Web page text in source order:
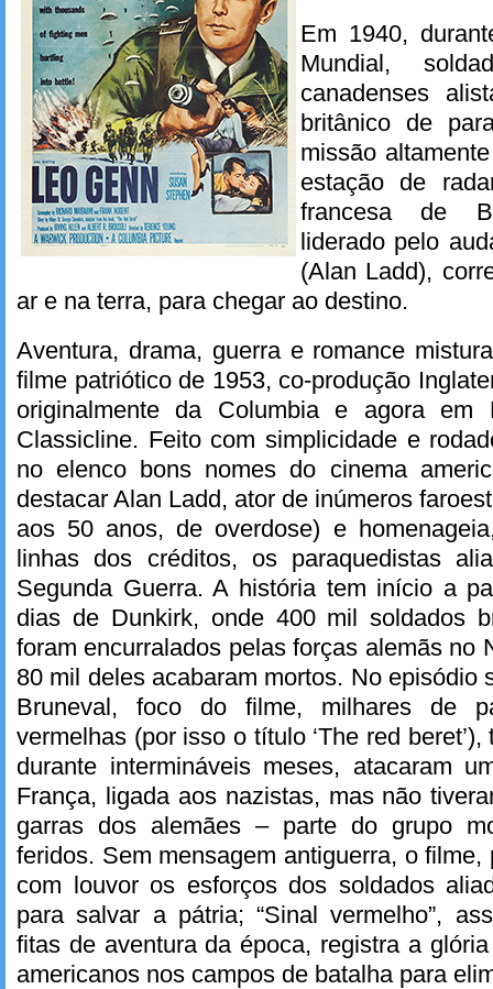
Em 1940,
Mundial,
canadenses
britânico de
missão
estação de
francesa de
liderado pelo
(Alan Ladd),
ar e na terra, para chegar ao destino.
Aventura, drama, guerra e romance
filme patriótico de 1953, co-produção
originalmente da Columbia e agora
Classicline. Feito com simplicidade e
no elenco bons nomes do cinema
destacar Alan Ladd, ator de inúmeros
aos 50 anos, de overdose) e
linhas dos créditos, os paraquedistas
Segunda Guerra. A história tem início a
dias de Dunkirk, onde 400 mil soldados
foram encurralados pelas forças alemãs no
80 mil deles acabaram mortos. No episódio
Bruneval, foco do filme, milhares de
vermelhas (por isso o título ‘The red
durante intermináveis meses, atacaram
França, ligada aos nazistas, mas não
garras dos alemães – parte do grupo
feridos. Sem mensagem antiguerra, o filme,
com louvor os esforços dos soldados
para salvar a pátria; “Sinal vermelho”,
fitas de aventura da época, registra a
americanos nos campos de batalha para